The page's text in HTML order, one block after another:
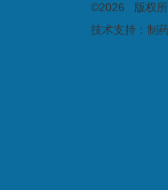
©2026 版权所
技术支持： 制